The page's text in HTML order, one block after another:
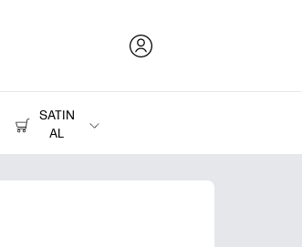
SATIN
AL
Yazıcılar